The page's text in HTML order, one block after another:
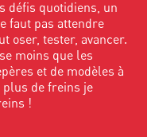
défis quotidiens, un
faut pas attendre
oser, tester, avancer.
moins que les
et de modèles à
plus de freins je
!